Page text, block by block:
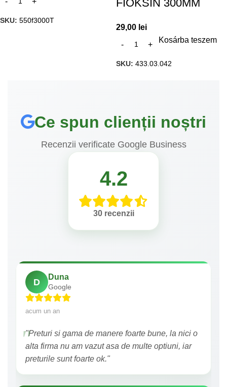
SKU: 550f3000T
FIOKSIN 300MM
29,00 lei
Kosárba teszem
SKU: 433.03.042
Ce spun clienții noștri
Recenzii verificate Google Business
4.2
30 recenzii
D
Duna
Google
acum un an
"Preturi si gama de manere foarte bune, la nici o
alta firma nu am vazut asa de multe optiuni, iar
preturile sunt foarte ok."